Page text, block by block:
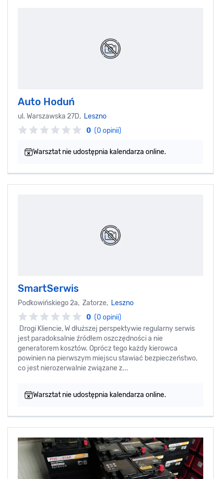
Auto Hoduń
ul. Warszawska 27D, Leszno
0 (0 opinii)
Warsztat nie udostępnia kalendarza online.
SmartSerwis
Podkowińskiego 2a, Zatorze, Leszno
0 (0 opinii)
Drogi Kliencie, W dłuższej perspektywie regularny serwis
jest paradoksalnie źródłem oszczędności a nie
generatorem kosztów. Oprócz tego każdy kierowca
powinien na pierwszym miejscu stawiać bezpieczeństwo,
co jest nierozerwalnie związane z...
Warsztat nie udostępnia kalendarza online.